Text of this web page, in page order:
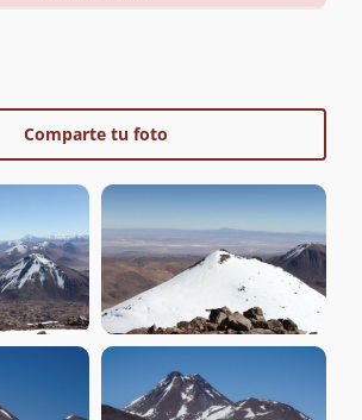
Comparte tu foto